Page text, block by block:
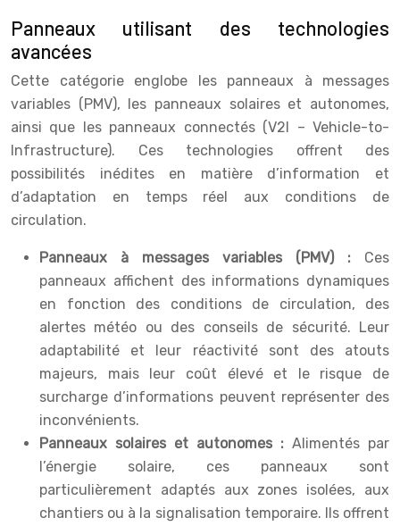
Panneaux utilisant des technologies
avancées
Cette catégorie englobe les panneaux à messages
variables (PMV), les panneaux solaires et autonomes,
ainsi que les panneaux connectés (V2I – Vehicle-to-
Infrastructure). Ces technologies offrent des
possibilités inédites en matière d’information et
d’adaptation en temps réel aux conditions de
circulation.
Panneaux à messages variables (PMV) : Ces
panneaux affichent des informations dynamiques
en fonction des conditions de circulation, des
alertes météo ou des conseils de sécurité. Leur
adaptabilité et leur réactivité sont des atouts
majeurs, mais leur coût élevé et le risque de
surcharge d’informations peuvent représenter des
inconvénients.
Panneaux solaires et autonomes : Alimentés par
l’énergie solaire, ces panneaux sont
particulièrement adaptés aux zones isolées, aux
chantiers ou à la signalisation temporaire. Ils offrent